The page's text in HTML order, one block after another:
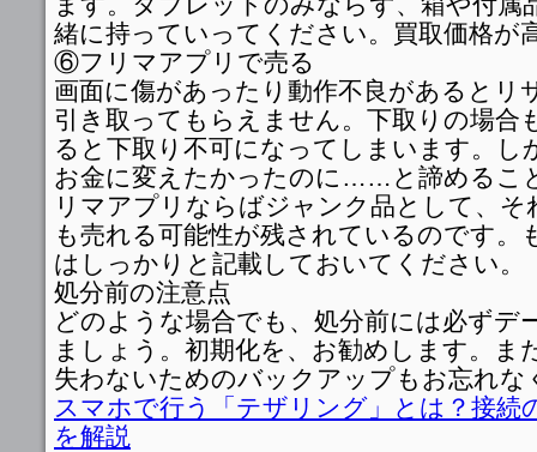
緒に持っていってください。買取価格が
⑥フリマアプリで売る
画面に傷があったり動作不良があるとリ
引き取ってもらえません。下取りの場合
ると下取り不可になってしまいます。し
お金に変えたかったのに……と諦めるこ
リマアプリならばジャンク品として、
も売れる可能性が残されているのです。
はしっかりと記載しておいてください。
処分前の注意点
どのような場合でも、処分前には必ずデ
ましょう。初期化を、お勧めします。ま
失わないためのバックアップもお忘れな
スマホで行う「テザリング」とは？接続
を解説